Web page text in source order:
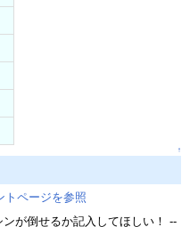
↑
トページを参照
が倒せるか記入してほしい！ --